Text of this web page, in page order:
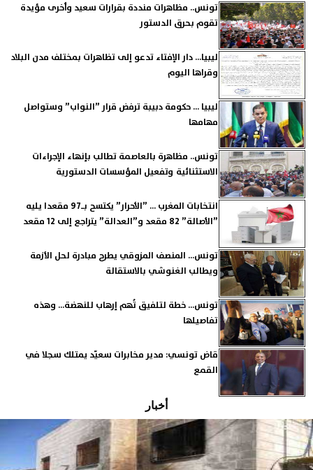
تونس.. مظاهرات منددة بقرارات سعيد وأخرى مؤيدة
تقوم بحرق الدستور
ليبيا... دار الإفتاء تدعو إلى تظاهرات بمختلف مدن البلاد
وقراها اليوم
ليبيا ... حكومة دبيبة ترفض قرار ”النواب” وستواصل
مهامها
تونس.. مظاهرة بالعاصمة تطالب بإنهاء الإجراءات
الاستثنائية وتفعيل المؤسسات الدستورية
انتخابات المغرب ... ”الأحرار” يكتسح بـ97 مقعدا يليه
”الأصالة” 82 مقعد و”العدالة” يتراجع إلى 12 مقعد
تونس... المنصف المزوقي يطرح مبادرة لحل الأزمة
ويطالب الغنوشي بالاستقالة
تونس... خطة لتلفيق تُهم إرهاب للنهضة... وهذه
تفاصيلها
قاض تونسي: مدير مخابرات سعيّد يمتلك سجلا في
القمع
أخبار